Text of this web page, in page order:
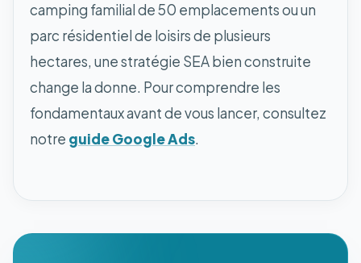
camping familial de 50 emplacements ou un
parc résidentiel de loisirs de plusieurs
hectares, une stratégie SEA bien construite
change la donne. Pour comprendre les
fondamentaux avant de vous lancer, consultez
notre guide Google Ads.